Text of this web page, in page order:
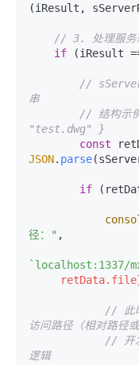
(iResult,
// 3. 处理服务
if (iResult
//
串
// 结构
"test.dwg" }
const
JSON. parse
if
径：" ,
`localhost:1337/
// 此
访问路径（相对路径或
// 开
逻辑